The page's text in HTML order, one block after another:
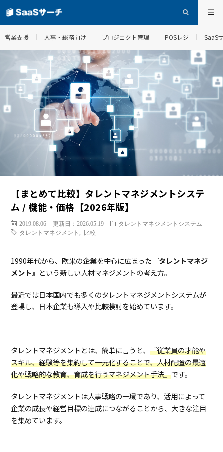
営業支援 人事・総務向け プロジェクト管理 POSレジ SaaS
【まとめて比較】タレントマネジメントシステ
ム / 機能・価格【2026年版】
2019.08.06 更新日：2026.05.19
タレントマネジメントシステム
タレントマネジメント
比較
1990年代から、欧米の企業を中心に広まった 『タレントマネジ
メント』 という新しい人材マネジメントの考え方。
最近では日本国内でも多くのタレントマネジメントシステムが
登場し、日本企業も導入や比較検討を始めています。
タレントマネジメントとは、簡単に言うと、『従業員の才能や
スキル、経験等を集約して一元化することで、人材配置の最適
化や戦略的な教育、育成を行うマネジメント手法』です。
タレントマネジメントは人事戦略の一環であり、活用によって
企業の成長や経営目標の達成につながることから、大きな注目
を集めています。